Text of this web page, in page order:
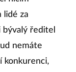
lidé za
ředitel
nemáte
konkurenci,